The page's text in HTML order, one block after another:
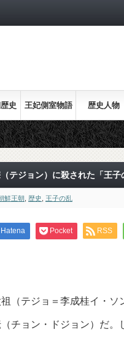
史 王妃側室物語 歴史人物
テジョン）に殺された「王子
鮮王朝 歴史 王子の乱
Hatena Pocket RSS
（テジョ＝李成桂イ・
チョン・ドジョン）だ。